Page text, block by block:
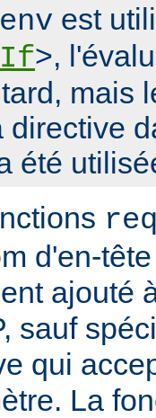
est
If>,
mais
directive
été
d'en-
ajouté
sauf
qui
La